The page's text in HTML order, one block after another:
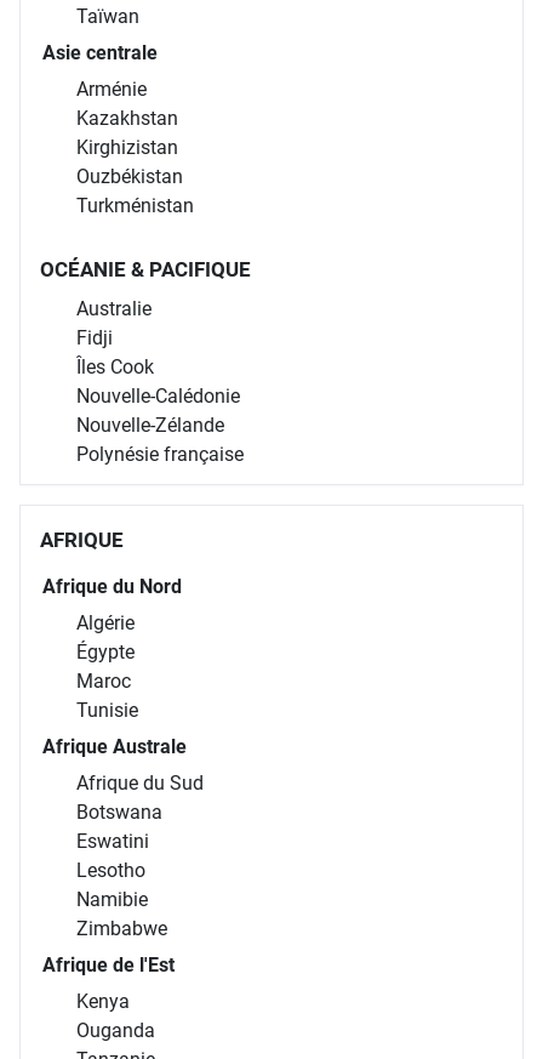
Taïwan
Asie centrale
Arménie
Kazakhstan
Kirghizistan
Ouzbékistan
Turkménistan
OCÉANIE & PACIFIQUE
Australie
Fidji
Îles Cook
Nouvelle-Calédonie
Nouvelle-Zélande
Polynésie française
AFRIQUE
Afrique du Nord
Algérie
Égypte
Maroc
Tunisie
Afrique Australe
Afrique du Sud
Botswana
Eswatini
Lesotho
Namibie
Zimbabwe
Afrique de l'Est
Kenya
Ouganda